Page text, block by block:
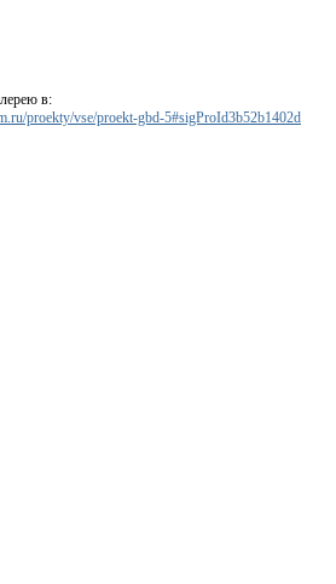
в:
proekty/vse/proekt-gbd-5#sigProId3b52b1402d